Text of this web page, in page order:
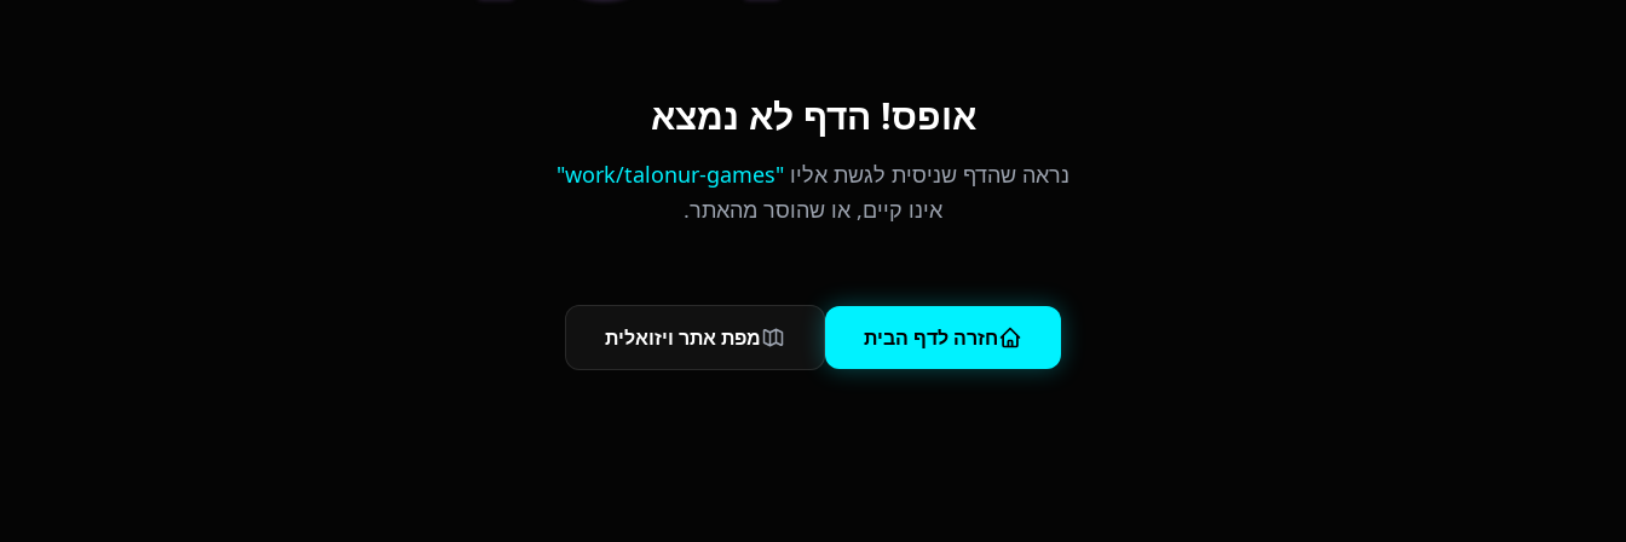
אופס! הדף לא נמצא
נראה שהדף שניסית לגשת אליו "work/talonur-games"
אינו קיים, או שהוסר מהאתר.
חזרה לדף הבית מפת אתר ויזואלית